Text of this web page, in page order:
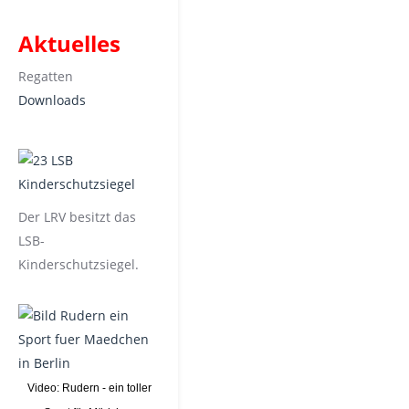
Aktuelles
Regatten
Downloads
Der LRV besitzt das
LSB-
Kinderschutzsiegel.
Video: Rudern - ein toller